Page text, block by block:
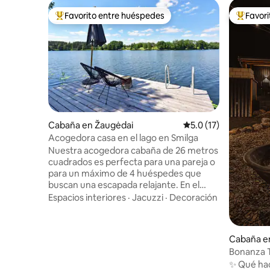
Favorito entre huéspedes preferido
Favorito entre huéspedes
Cabaña en Žaugėdai Calificación
5.0 (17)
Acogedora casa en el lago en Smilga
Nuestra acogedora cabaña de 26 metros
cuadrados es perfecta para una pareja o
para un máximo de 4 huéspedes que
buscan una escapada relajante. En el
interior, encontrarás una pequeña
Espacios interiores · Jacuzzi · Decoración
Cabaña
aldybė
Bonanza
muelle y
✨ Qué